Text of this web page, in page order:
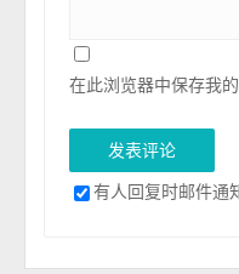
在此浏览器中保存我
有人回复时邮件通